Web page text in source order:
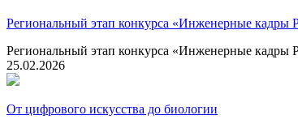
Региональный этап конкурса «Инженерные кадры
Региональный этап конкурса «Инженерные кадры
25.02.2026
От цифрового искусства до биологии